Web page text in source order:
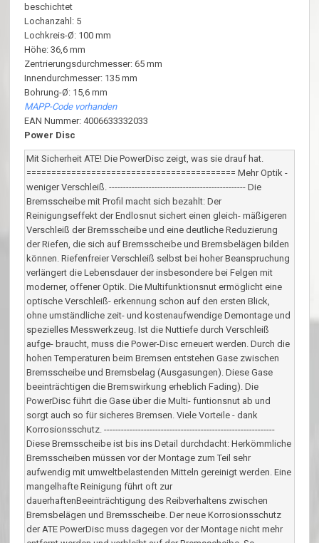
beschichtet
Lochanzahl: 5
Lochkreis-Ø: 100 mm
Höhe: 36,6 mm
Zentrierungsdurchmesser: 65 mm
Innendurchmesser: 135 mm
Bohrung-Ø: 15,6 mm
MAPP-Code vorhanden
EAN Nummer: 4006633332033
Power Disc
Mit Sicherheit ATE! Die PowerDisc zeigt, was sie drauf hat.
========================================== Mehr Optik -
weniger Verschleiß. ------------------------------------------------ Die
Bremsscheibe mit Profil macht sich bezahlt: Der
Reinigungseffekt der Endlosnut sichert einen gleich- mäßigeren
Verschleiß der Bremsscheibe und eine deutliche Reduzierung
der Riefen, die sich auf Bremsscheibe und Bremsbelägen bilden
können. Riefenfreier Verschleiß selbst bei hoher Beanspruchung
verlängert die Lebensdauer der insbesondere bei Felgen mit
moderner, offener Optik. Die Multifunktionsnut ermöglicht eine
optische Verschleiß- erkennung schon auf den ersten Blick,
ohne umständliche zeit- und kostenaufwendige Demontage und
spezielles Messwerkzeug. Ist die Nuttiefe durch Verschleiß
aufge- braucht, muss die Power-Disc erneuert werden. Durch die
hohen Temperaturen beim Bremsen entstehen Gase zwischen
Bremsscheibe und Bremsbelag (Ausgasungen). Diese Gase
beeinträchtigen die Bremswirkung erheblich Fading). Die
PowerDisc führt die Gase über die Multi- funtionsnut ab und
sorgt auch so für sicheres Bremsen. Viele Vorteile - dank
Korrosionsschutz. ------------------------------------------------------------
Diese Bremsscheibe ist bis ins Detail durchdacht: Herkömmliche
Bremsscheiben müssen vor der Montage zum Teil sehr
aufwendig mit umweltbelastenden Mitteln gereinigt werden. Eine
mangelhafte Reinigung führt oft zur
dauerhaftenBeeinträchtigung des Reibverhaltens zwischen
Bremsbelägen und Bremsscheibe. Der neue Korrosionsschutz
der ATE PowerDisc muss dagegen vor der Montage nicht mehr